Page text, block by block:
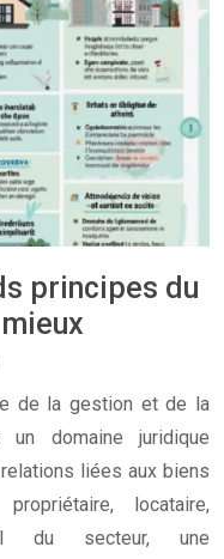
principes du
de la gestion et de la
domaine juridique
liées aux biens
locataire,
du secteur, une